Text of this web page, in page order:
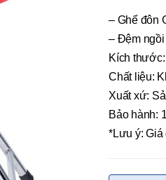
– Ghế đôn
– Đệm ngồi
Kích
Chất liệu:
Xuất xứ:
Bảo hành:
*Lưu ý: Giá